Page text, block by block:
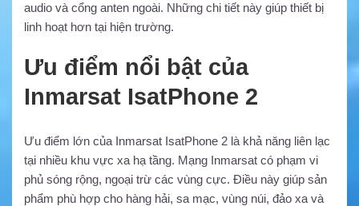
audio và cổng anten ngoài. Những chi tiết này giúp thiết bị
linh hoạt hơn tại hiện trường.
Ưu điểm nổi bật của
Inmarsat IsatPhone 2
Ưu điểm lớn của Inmarsat IsatPhone 2 là khả năng liên lạc
tại nhiều khu vực xa hạ tầng. Mạng Inmarsat có phạm vi
phủ sóng rộng, ngoại trừ các vùng cực. Điều này giúp sản
phẩm phù hợp cho hàng hải, sa mạc, vùng núi, đảo xa và